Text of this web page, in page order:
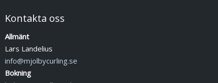
Kontakta oss
Allmänt
Lars Landelius
info@mjolbycurling.se
Bokning